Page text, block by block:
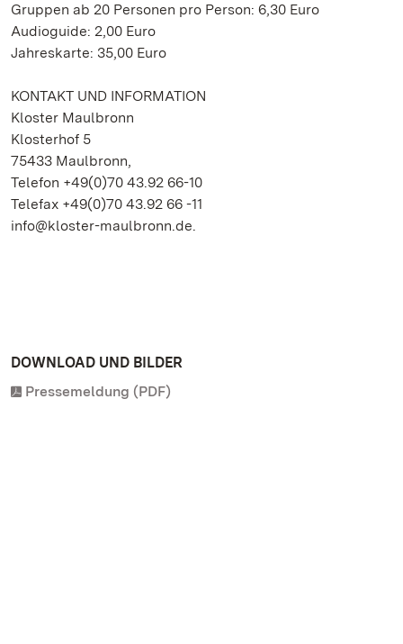
Gruppen ab 20 Personen pro Person: 6,30 Euro
Audioguide: 2,00 Euro
Jahreskarte: 35,00 Euro
KONTAKT UND INFORMATION
Kloster Maulbronn
Klosterhof 5
75433 Maulbronn,
Telefon +49(0)70 43.92 66-10
Telefax +49(0)70 43.92 66 -11
info@kloster-maulbronn.de.
DOWNLOAD UND BILDER
Pressemeldung (PDF)